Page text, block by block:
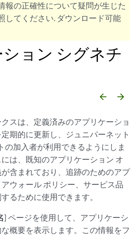
報の正確性について疑問が生じた
してください. ダウンロード可能
ョン シグネチ
arrow_backward arrow_forward
スは、定義済みのアプリケーショ
期的に更新し、ジュニパーネット
の加入者が利用できるようにしま
は、既知のアプリケーション オ
含まれており、追跡のためのアプ
ウォール ポリシー、サービス品
るために使用できます。
] ページを使用して、アプリケーシ
概要を表示します。この情報をフ